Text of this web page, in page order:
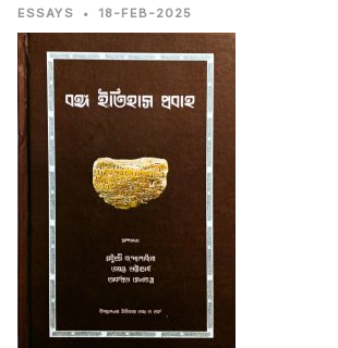
ESSAYS • 18-FEB-2025